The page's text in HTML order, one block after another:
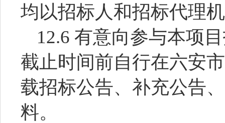
均以招标人和招标代理
12.6 有意向参与本项
截止时间前自行在六安
载招标公告、补充公告
料。